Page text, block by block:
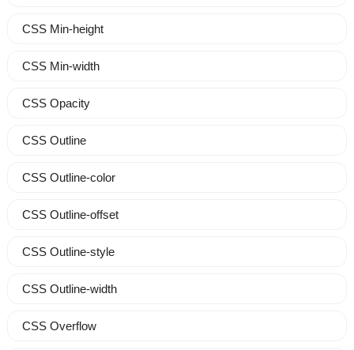
CSS Min-height
CSS Min-width
CSS Opacity
CSS Outline
CSS Outline-color
CSS Outline-offset
CSS Outline-style
CSS Outline-width
CSS Overflow